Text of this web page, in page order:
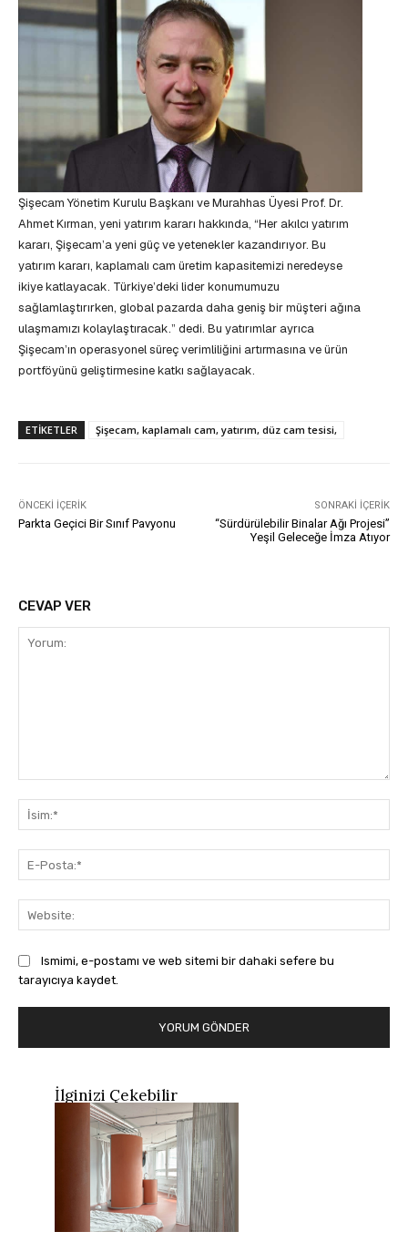
Şişecam Yönetim Kurulu Başkanı ve Murahhas Üyesi Prof. Dr.
Ahmet Kırman, yeni yatırım kararı hakkında, “Her akılcı yatırım
kararı, Şişecam’a yeni güç ve yetenekler kazandırıyor. Bu
yatırım kararı, kaplamalı cam üretim kapasitemizi neredeyse
ikiye katlayacak. Türkiye’deki lider konumumuzu
sağlamlaştırırken, global pazarda daha geniş bir müşteri ağına
ulaşmamızı kolaylaştıracak.” dedi. Bu yatırımlar ayrıca
Şişecam’ın operasyonel süreç verimliliğini artırmasına ve ürün
portföyünü geliştirmesine katkı sağlayacak.
ETIKETLER Şişecam, kaplamalı cam, yatırım, düz cam tesisi,
ÖNCEKI İÇERIK
Parkta Geçici Bir Sınıf Pavyonu
SONRAKI İÇERIK
“Sürdürülebilir Binalar Ağı Projesi”
Yeşil Geleceğe İmza Atıyor
CEVAP VER
Ismimi, e-postamı ve web sitemi bir dahaki sefere bu
tarayıcıya kaydet.
İlginizi Çekebilir